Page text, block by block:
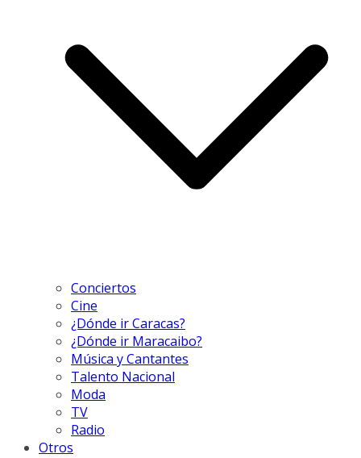
Conciertos
Cine
¿Dónde ir Caracas?
¿Dónde ir Maracaibo?
Música y Cantantes
Talento Nacional
Moda
TV
Radio
Otros